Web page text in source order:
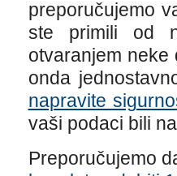
preporučujemo
ste primili od
otvaranjem
onda
napravite
vaši podaci bili
Preporučujemo